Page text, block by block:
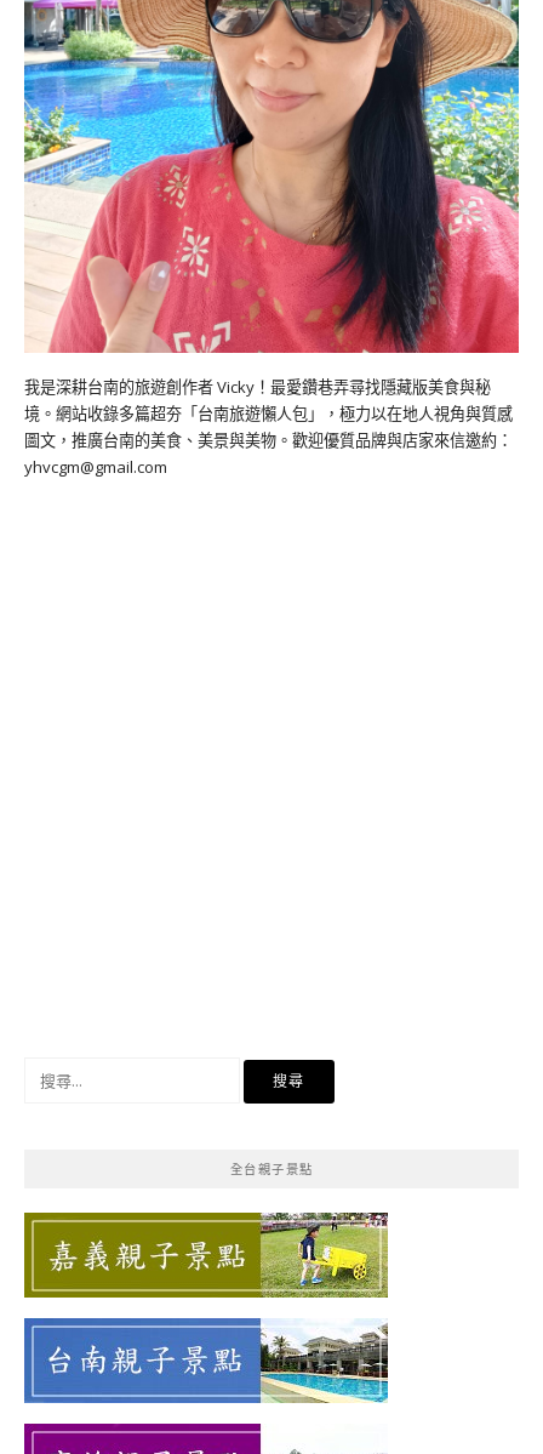
我是深耕台南的旅遊創作者 Vicky！最愛鑽巷弄尋找隱藏版美食與秘
境。網站收錄多篇超夯「台南旅遊懶人包」，極力以在地人視角與質感
圖文，推廣台南的美食、美景與美物。歡迎優質品牌與店家來信邀約：
yhvcgm@gmail.com
全台親子景點